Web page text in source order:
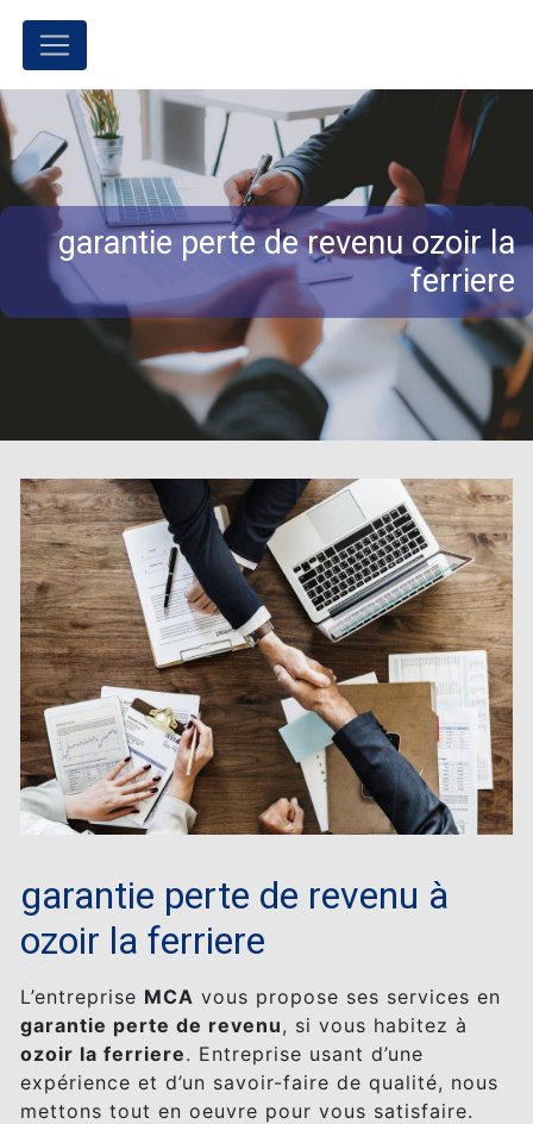
Panneau de gestion des cookies
garantie perte de revenu ozoir la
ferriere
garantie perte de revenu à
ozoir la ferriere
L’entreprise MCA vous propose ses services en
garantie perte de revenu, si vous habitez à
ozoir la ferriere. Entreprise usant d’une
expérience et d’un savoir-faire de qualité, nous
mettons tout en oeuvre pour vous satisfaire.